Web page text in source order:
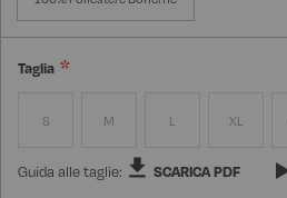
Taglia
S M L XL
Guida alle taglie: SCARICA PDF